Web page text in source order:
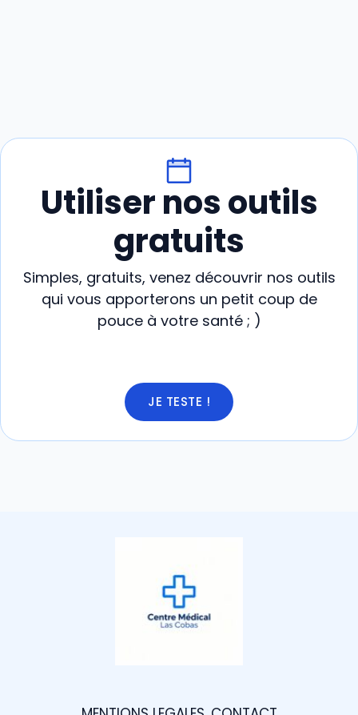
Utiliser nos outils
gratuits
Simples, gratuits, venez découvrir nos outils
qui vous apporterons un petit coup de
pouce à votre santé ; )
JE TESTE !